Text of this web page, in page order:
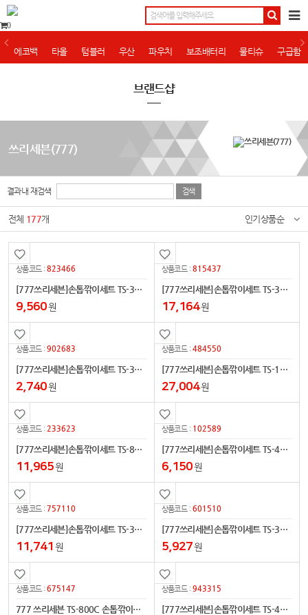
0
에코백 타올 텀블러 우산 파우치 보조배터리 물티슈 구급함
브랜드샵
쓰리세븐(777)
결과내 재검색
전체 177개 인기상품순
상품코드 :823466
[777쓰리세븐]손톱깎이세트 TS-377C(크롬)
9,560원
상품코드 :815437
[777쓰리세븐]손톱깎이세트 TS-343EXG(골드)
17,164원
상품코드 :902683
[777쓰리세븐]손톱깎이세트 TS-32SC(크롬)
2,740원
상품코드 :484550
[777쓰리세븐]손톱깎이세트 TS-16000VC(크롬)
27,004원
상품코드 :233623
[777쓰리세븐]손톱깎이세트 TS-800C(크롬)
11,965원
상품코드 : 102589
[777쓰리세븐]손톱깎이세트 TS-460SC(크롬)
6,150원
상품코드 :757110
[777쓰리세븐]손톱깎이세트 TS-343EXC(크롬)
11,741 원
상품코드 :601510
[777쓰리세븐]손톱깎이세트 TS-399VC(크롬)
5,927원
상품코드 :675147
777 쓰리세븐 TS-800C 손톱깎이세트
상품코드 :943315
[777쓰리세븐]손톱깎이세트 TS-460XC(크롬)